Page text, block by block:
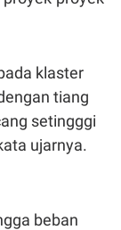
klaster
tiang
setingggi
ujarnya.
beban